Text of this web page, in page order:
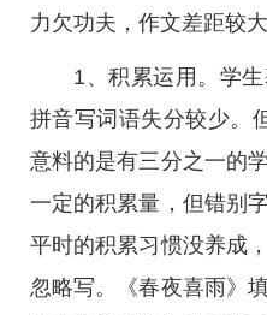
力欠功夫，作文差距较大
1、积累运用。学
拼音写词语失分较少。
意料的是有三分之一的
一定的积累量，但错别
平时的积累习惯没养成
忽略写。《春夜喜雨》